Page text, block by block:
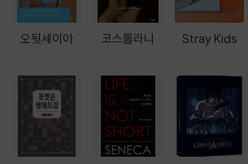
오뒷세이아 코스톨라니 Stray Kids